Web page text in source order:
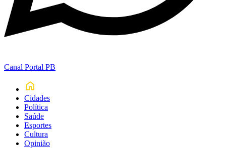
Canal Portal PB
Cidades
Política
Saúde
Esportes
Cultura
Opinião